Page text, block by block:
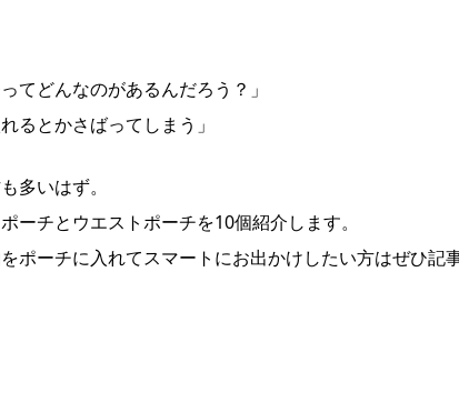
てどんなのがあるんだろう？」
るとかさばってしまう」
多いはず。
ーチとウエストポーチを10個紹介します。
ポーチに入れてスマートにお出かけしたい方はぜひ記